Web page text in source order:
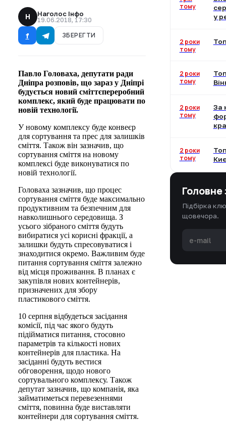
Н Наголос Інфо
19.06.2018, 17:30
f ЗБЕРЕГТИ
Павло Головаха, депутати ради
Дніпра розповів, що зараз у Дніпрі
будується новий сміттєпереробний
комплекс, який буде працювати по
новій технології.
У новому комплексу буде конвеєр
для сортування та прес для залишків
сміття. Також він зазначив, що
сортування сміття на новому
комплексі буде виконуватися по
новій технології.
Головаха зазначив, що процес
сортування сміття буде максимально
продуктивним та безпечним для
навколишнього середовища. З
усього зібраного сміття будуть
вибиратися усі корисні фракції, а
залишки будуть спресовуватися і
знаходитися окремо. Важливим буде
питання сортування сміття залежно
від місця проживання. В планах є
закупівля нових контейнерів,
призначених для збору
пластикового сміття.
10 серпня відбудеться засідання
комісії, під час якого будуть
підійматися питання, стосовно
параметрів та кількості нових
контейнерів для пластика. На
засіданні будуть вестися
обговорення, щодо нового
сортувального комплексу. Також
депутат зазначив, що компанія, яка
займатиметься перевезеннями
сміття, повинна буде виставляти
контейнери для сортування сміття.
тому
у
2 роки
тому
2 роки
тому
2 роки
тому
За
2 роки
тому
Головне
Підбірка
щовечора.